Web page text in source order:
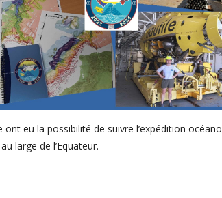
ont eu la possibilité de suivre l’expédition
large de l’Equateur.